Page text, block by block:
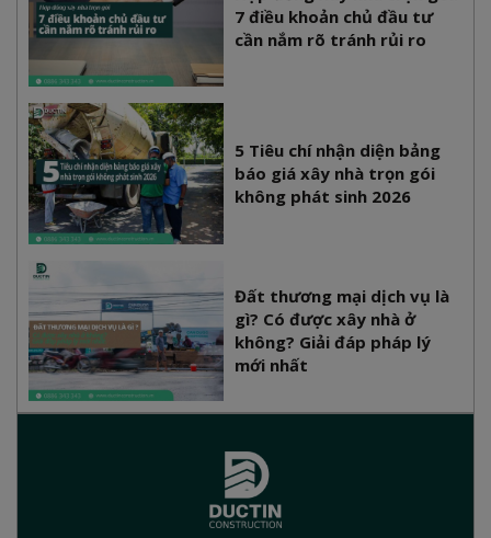
7 điều khoản chủ đầu tư
cần nắm rõ tránh rủi ro
5 Tiêu chí nhận diện bảng
báo giá xây nhà trọn gói
không phát sinh 2026
Đất thương mại dịch vụ là
gì? Có được xây nhà ở
không? Giải đáp pháp lý
mới nhất